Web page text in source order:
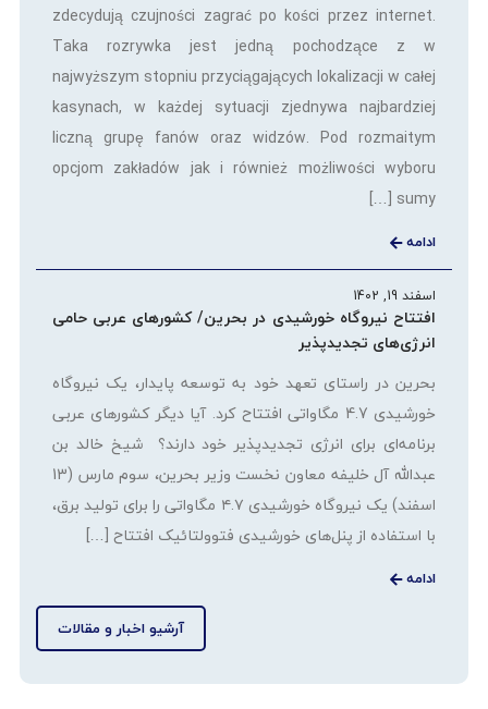
zdecydują czujności zagrać po kości przez internet.
Taka rozrywka jest jedną pochodzące z w
najwyższym stopniu przyciągających lokalizacji w całej
kasynach, w każdej sytuacji zjednywa najbardziej
liczną grupę fanów oraz widzów. Pod rozmaitym
opcjom zakładów jak i również możliwości wyboru
sumy […]
ادامه
اسفند 19, 1402
افتتاح نیروگاه خورشیدی در بحرین/ کشورهای عربی حامی
انرژی‌های تجدیدپذیر
بحرین در راستای تعهد خود به توسعه پایدار، یک نیروگاه
خورشیدی 4.7 مگاواتی افتتاح کرد. آیا دیگر کشورهای عربی
برنامه‌ای برای انرژی تجدیدپذیر خود دارند؟ شیخ خالد بن
عبدالله آل خلیفه معاون نخست وزیر بحرین، سوم مارس (13
اسفند) یک نیروگاه خورشیدی ۴.۷ مگاواتی را برای تولید برق،
با استفاده از پنل‌های خورشیدی فتوولتائیک افتتاح […]
ادامه
آرشیو اخبار و مقالات